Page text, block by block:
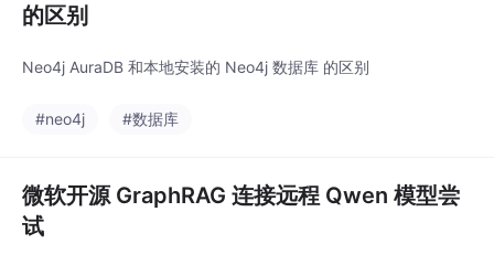
的区别
Neo4j AuraDB 和本地安装的 Neo4j 数据库 的区别
#neo4j #数据库
微软开源 GraphRAG 连接远程 Qwen 模型尝
试